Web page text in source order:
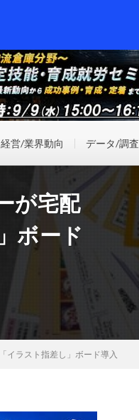
経営/業界動向 データ/調査
が宅配
ボード
イラスト指差し」ボード導入